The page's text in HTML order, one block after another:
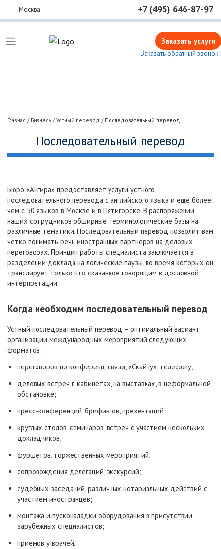
Москва +7 (495) 646-87-97
Заказать услуги
Заказать обратный звонок
Главная / Бизнесу /Устный перевод / Последовательный перевод
Последовательный перевод
Бюро «Ангира» предоставляет услуги устного
последовательного перевода с английского языка и еще более
чем с 50 языков в Москве и в Пятигорске. В распоряжении
наших сотрудников обширные терминологические базы на
различные тематики. Последовательный перевод позволит вам
четко понимать речь иностранных партнеров на деловых
переговорах. Принцип работы специалиста заключается в
разделении доклада на логические паузы, во время которых он
транслирует только что сказанное говорящим в дословной
интерпретации.
Когда необходим последовательный перевод
Устный последовательный перевод – оптимальный вариант
организации международных мероприятий следующих
форматов:
переговоров по конференц-связи, «Скайпу», телефону;
деловых встреч в кабинетах, на выставках, в неформальной
обстановке;
пресс-конференций, брифингов, презентаций;
круглых столов, семинаров, встреч с участием нескольких
докладчиков;
фуршетов, торжественных мероприятий;
сопровождения делегаций, экскурсий;
судебных заседаний, различных нотариальных действий с
участием иностранцев;
монтажа и пусконаладки оборудования в присутствии
зарубежных специалистов;
приемов у врачей.